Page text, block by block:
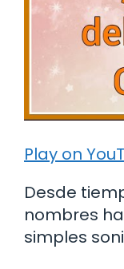
Play on
Desde
nombres
simples